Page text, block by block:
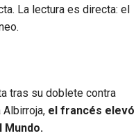
La lectura es directa: el
tras su doblete contra
el francés elevó
Mundo.